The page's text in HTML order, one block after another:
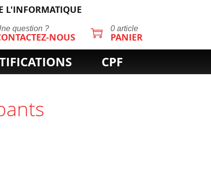
L'INFORMATIQUE
question ?
NOUS
0 article
PANIER
CPF